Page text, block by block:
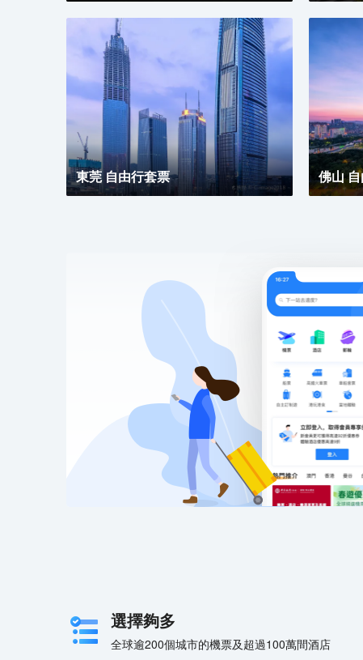
東莞 自由行套票 佛山
選擇夠多
全球逾200個城市的機票及超過100萬間酒店